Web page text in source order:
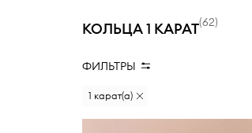
КОЛЬЦА 1 КАРАТ(62)
ФИЛЬТРЫ
1 карат(а)